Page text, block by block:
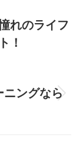
れのライフ
！
ニングなら